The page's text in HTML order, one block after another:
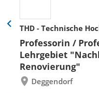
THD - Technische
Professorin /
Lehrgebiet
Renovierung"
Deggendorf
Eine
zurück